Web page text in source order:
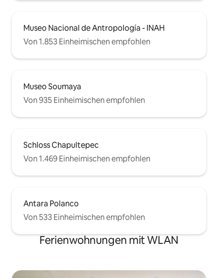
Museo Nacional de Antropología - INAH
Von 1.853 Einheimischen empfohlen
Museo Soumaya
Von 935 Einheimischen empfohlen
Schloss Chapultepec
Von 1.469 Einheimischen empfohlen
Antara Polanco
Von 533 Einheimischen empfohlen
Ferienwohnungen mit WLAN